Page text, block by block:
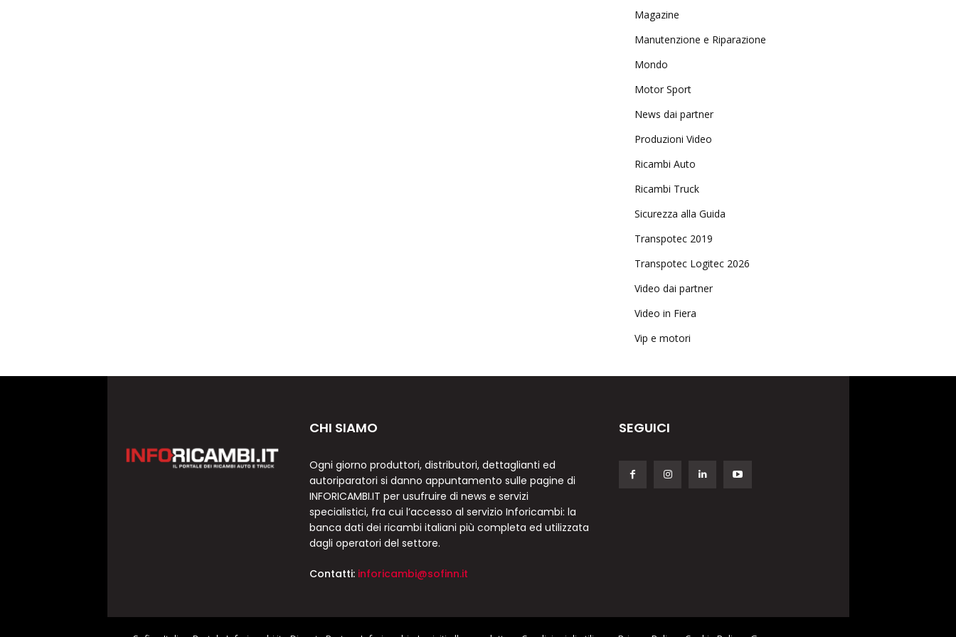
Magazine
Manutenzione e Riparazione
Mondo
Motor Sport
News dai partner
Produzioni Video
Ricambi Auto
Ricambi Truck
Sicurezza alla Guida
Transpotec 2019
Transpotec Logitec 2026
Video dai partner
Video in Fiera
Vip e motori
CHI SIAMO
Ogni giorno produttori, distributori, dettaglianti ed
autoriparatori si danno appuntamento sulle pagine di
INFORICAMBI.IT per usufruire di news e servizi
specialistici, fra cui l’accesso al servizio Inforicambi: la
banca dati dei ricambi italiani più completa ed utilizzata
dagli operatori del settore.
Contatti: inforicambi@sofinn.it
SEGUICI